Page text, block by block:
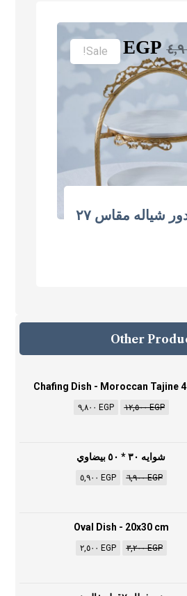
٣,٩٠٠EGP
Sale!
Other
Chafing Dish - Moroccan Tajine
١٢,٥٠٠EGP
EGP
شوايه ٣٠ * ٥٠ بيضاوي
٦,٩٠٠EGP
EGP
Oval Dish - 20x30 cm
٣,٢٠٠EGP
EGP